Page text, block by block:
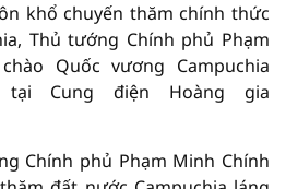
khổ chuyến thăm chính thức
Thủ tướng Chính phủ Phạm
Quốc vương Campuchia
tại Cung điện Hoàng gia
Chính phủ Phạm Minh Chính